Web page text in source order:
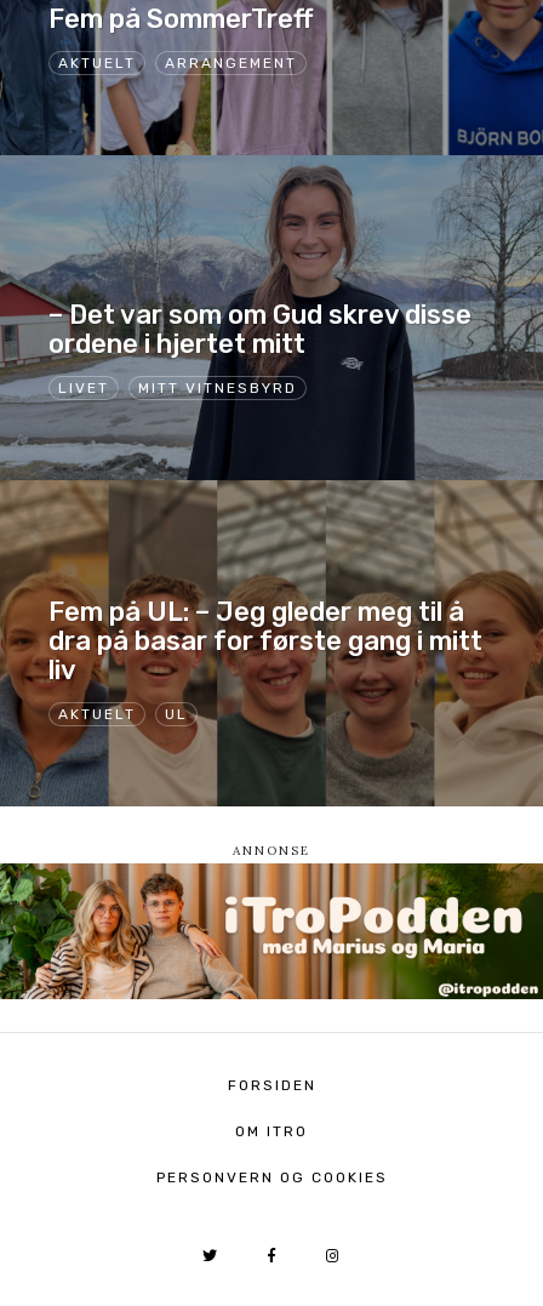
AKTUELT ARRANGEMENT
Fem på SommerTreff
LIVET MITT VITNESBYRD
– Det var som om Gud skrev disse
ordene i hjertet mitt
AKTUELT UL
Fem på UL: – Jeg gleder meg til å
dra på basar for første gang i mitt
liv
FORSIDEN
OM ITRO
PERSONVERN OG COOKIES